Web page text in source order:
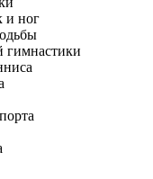
и ног
гимнастики